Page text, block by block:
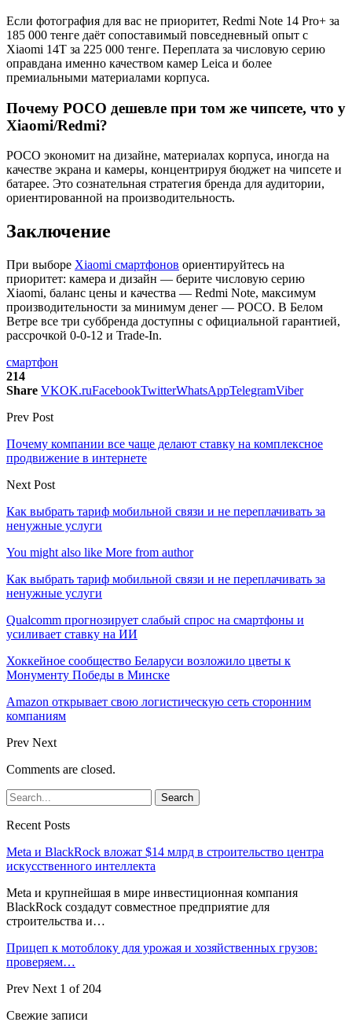
Если фотография для вас не приоритет, Redmi Note 14 Pro+ за
185 000 тенге даёт сопоставимый повседневный опыт с
Xiaomi 14T за 225 000 тенге. Переплата за числовую серию
оправдана именно качеством камер Leica и более
премиальными материалами корпуса.
Почему POCO дешевле при том же чипсете, что у
Xiaomi/Redmi?
POCO экономит на дизайне, материалах корпуса, иногда на
качестве экрана и камеры, концентрируя бюджет на чипсете и
батарее. Это сознательная стратегия бренда для аудитории,
ориентированной на производительность.
Заключение
При выборе Xiaomi смартфонов ориентируйтесь на
приоритет: камера и дизайн — берите числовую серию
Xiaomi, баланс цены и качества — Redmi Note, максимум
производительности за минимум денег — POCO. В Белом
Ветре все три суббренда доступны с официальной гарантией,
рассрочкой 0-0-12 и Trade-In.
смартфон
214
Share VKOK.ruFacebookTwitterWhatsAppTelegramViber
Prev Post
Почему компании все чаще делают ставку на комплексное
продвижение в интернете
Next Post
Как выбрать тариф мобильной связи и не переплачивать за
ненужные услуги
You might also like More from author
Как выбрать тариф мобильной связи и не переплачивать за
ненужные услуги
Qualcomm прогнозирует слабый спрос на смартфоны и
усиливает ставку на ИИ
Хоккейное сообщество Беларуси возложило цветы к
Монументу Победы в Минске
Amazon открывает свою логистическую сеть сторонним
компаниям
Prev Next
Comments are closed.
Recent Posts
Meta и BlackRock вложат $14 млрд в строительство центра
искусственного интеллекта
Meta и крупнейшая в мире инвестиционная компания
BlackRock создадут совместное предприятие для
строительства и…
Прицеп к мотоблоку для урожая и хозяйственных грузов:
проверяем…
Prev Next 1 of 204
Свежие записи